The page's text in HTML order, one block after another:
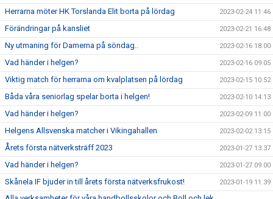
Herrarna möter HK Torslanda Elit borta på lördag 2023-02-24 11:46
Förändringar på kansliet 2023-02-21 16:48
Ny utmaning för Damerna på söndag.. 2023-02-16 18:00
Vad händer i helgen? 2023-02-16 09:05
Viktig match för herrarna om kvalplatsen på lördag 2023-02-15 10:52
Båda våra seniorlag spelar borta i helgen! 2023-02-10 14:13
Vad händer i helgen? 2023-02-09 11:00
Helgens Allsvenska matcher i Vikingahallen 2023-02-02 13:15
Årets första nätverksträff 2023 2023-01-27 13:37
Vad händer i helgen? 2023-01-27 09:00
Skånela IF bjuder in till årets första nätverksfrukost! 2023-01-19 11:39